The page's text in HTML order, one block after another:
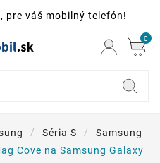
pre váš mobilný telefón!
0
Séria S
Samsung
Cove na Samsung Galaxy